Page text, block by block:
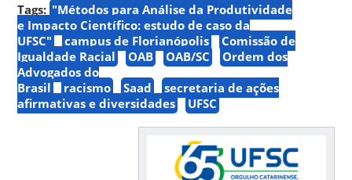
Tags: "Métodos para Análise da Produtividade
e Impacto Científico: estudo de caso da
UFSC"
campus de Florianópolis
Comissão de
Igualdade Racial
OAB OAB/SC
Ordem dos
Advogados do
Brasil
racismo Saad
secretaria de ações
afirmativas e diversidades
UFSC